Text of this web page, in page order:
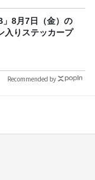
」8月7日（金）の
入りステッカープ
Recommended by